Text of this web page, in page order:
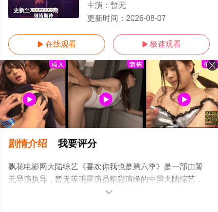
更新至20260807期
主演： 暂无
更新时间： 2026-08-07
 在线观看  极速观看
剧情介绍 我要评分
飘花电影网大陆综艺《喜欢你我也是第六季》是一部由暂
无导演执导，暂无等明星演员精彩演绎的中国大陆综艺，
手机免费观看高清无删减完整版综艺节目就上飘花影院，
